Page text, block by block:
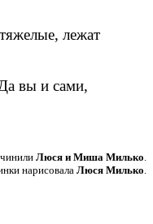
лежат
вы и сами,
Люся и Миша Милько
нарисовала Люся Милько